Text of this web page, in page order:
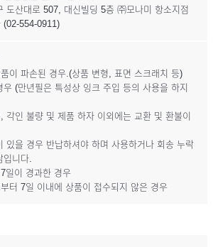
도산대로 507, 대신빌딩 5층 ㈜모나미 항소지점
(02-554-0911)
이 파손된 경우.(상품 변형, 표면 스크래치 등)
(만년필은 특성상 잉크 주입 등의 사용을 하지
각인 불량 및 제품 하자 이외에는 교환 및 환불이
있을 경우 반납하셔야 하며 사용하거나 회송 누락
입니다.
일이 경과한 경우
터 7일 이내에 상품이 접수되지 않은 경우